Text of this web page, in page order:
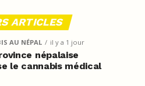
ARTICLES
AU NÉPAL il y a 1 jour
népalaise
le cannabis médical